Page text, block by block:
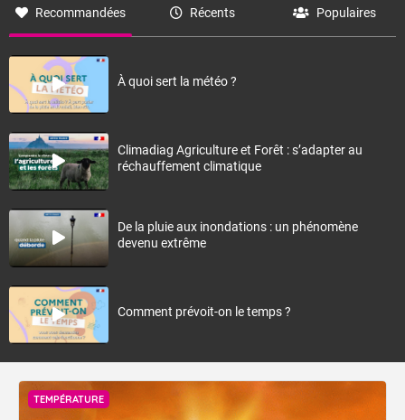
Recommandées Récents Populaires
À quoi sert la météo ?
Climadiag Agriculture et Forêt : s’adapter au
réchauffement climatique
De la pluie aux inondations : un phénomène
devenu extrême
Comment prévoit-on le temps ?
TEMPÉRATURE